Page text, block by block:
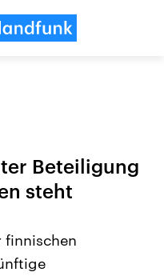
Beteiligung
steht
finnischen